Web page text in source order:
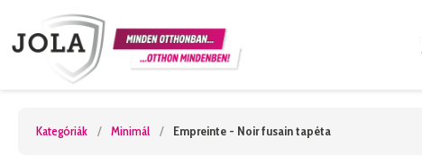
Kategóriák / Minimál / Empreinte - Noir fusain tapéta